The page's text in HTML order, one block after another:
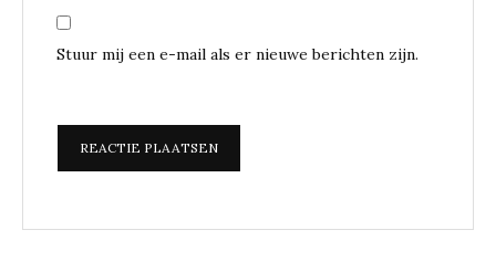
Stuur mij een e-mail als er nieuwe berichten zijn.